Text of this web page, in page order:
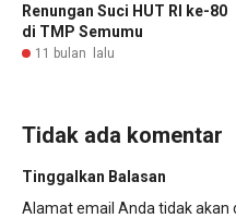
Renungan Suci HUT RI ke-80
di TMP Semumu
11 bulan lalu
Tidak ada komentar
Tinggalkan Balasan
Alamat email Anda tidak akan